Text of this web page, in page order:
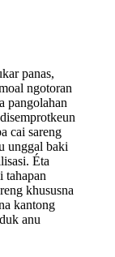
panas,
ngotoran
pangolahan
cai sareng
unggal baki
Éta
tahapan
khususna
kantong
anu